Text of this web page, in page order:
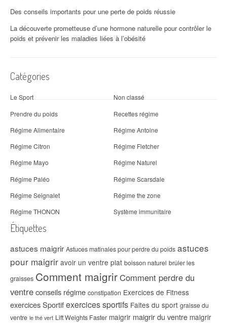
Des conseils importants pour une perte de poids réussie
La découverte prometteuse d’une hormone naturelle pour contrôler le
poids et prévenir les maladies liées à l’obésité
Catégories
Le Sport
Non classé
Prendre du poids
Recettes régime
Régime Alimentaire
Régime Antoine
Régime Citron
Régime Fletcher
Régime Mayo
Régime Naturel
Régime Paléo
Régime Scarsdale
Régime Seignalet
Régime the zone
Régime THONON
Système immunitaire
Étiquettes
astuces maigrir Astuces matinales pour perdre du poids astuces
pour maigrir avoir un ventre plat boisson naturel brûler les
graisses Comment maigrirComment perdre du
ventreconseils régime constipation Exercices de Fitness
exercices Sportifexercices sportifs Faites du sport graisse du
ventre le thé vert Lift Weights Faster maigrir maigrir du ventre maigrir